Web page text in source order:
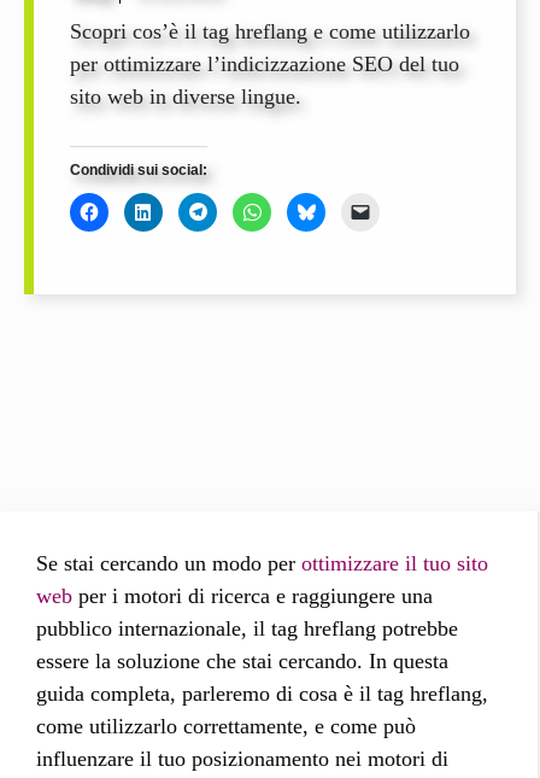
Scopri cos’è il tag hreflang e come utilizzarlo
per ottimizzare l’indicizzazione SEO del tuo
sito web in diverse lingue.
Condividi sui social:
Se stai cercando un modo per ottimizzare il tuo sito
web per i motori di ricerca e raggiungere una
pubblico internazionale, il tag hreflang potrebbe
essere la soluzione che stai cercando. In questa
guida completa, parleremo di cosa è il tag hreflang,
come utilizzarlo correttamente, e come può
influenzare il tuo posizionamento nei motori di